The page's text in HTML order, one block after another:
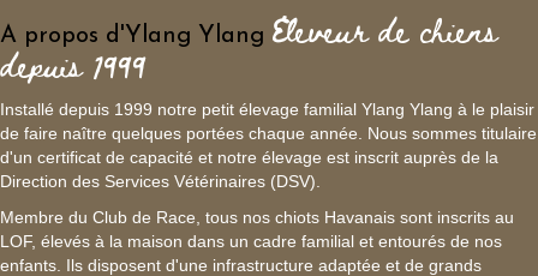
A propos d'Ylang Ylang Eleveur de chiens
depuis 1999
Installé depuis 1999 notre petit élevage familial Ylang Ylang à le plaisir
de faire naître quelques portées chaque année. Nous sommes titulaire
d'un certificat de capacité et notre élevage est inscrit auprès de la
Direction des Services Vétérinaires (DSV).
Membre du Club de Race, tous nos chiots Havanais sont inscrits au
LOF, élevés à la maison dans un cadre familial et entourés de nos
enfants. Ils disposent d'une infrastructure adaptée et de grands